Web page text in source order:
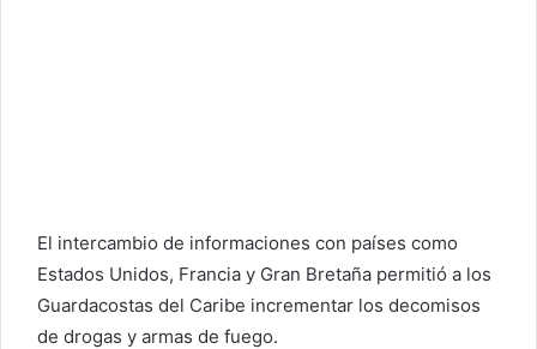
El intercambio de informaciones con países como
Estados Unidos, Francia y Gran Bretaña permitió a los
Guardacostas del Caribe incrementar los decomisos
de drogas y armas de fuego.